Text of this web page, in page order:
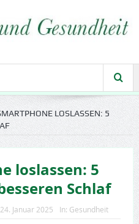
LOSLASSEN: 5
loslassen: 5
Schlaf
24. Januar 2025 In: Gesundheit